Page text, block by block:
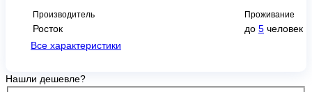
Производитель
Росток
Проживание
до 5 человек
Все характеристики
Нашли дешевле?